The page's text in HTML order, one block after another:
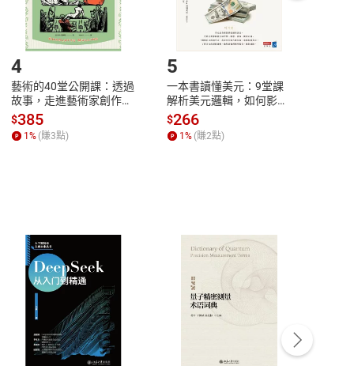
號，下載書籍後看書
客服資訊
服務時間：週一到週五 10:00-12:00、
4
藝術的40堂公開課：透過
故事，走進藝術家創作現
場，看藝術如何誕生、如
何形塑人類生活【電子
書】
$385
1% (賺3點)
5
一本書讀懂美元：9堂課
解析美元邏輯，如何影響
全球經濟和每個人的投資
【電子書】
$266
1% (賺2點)